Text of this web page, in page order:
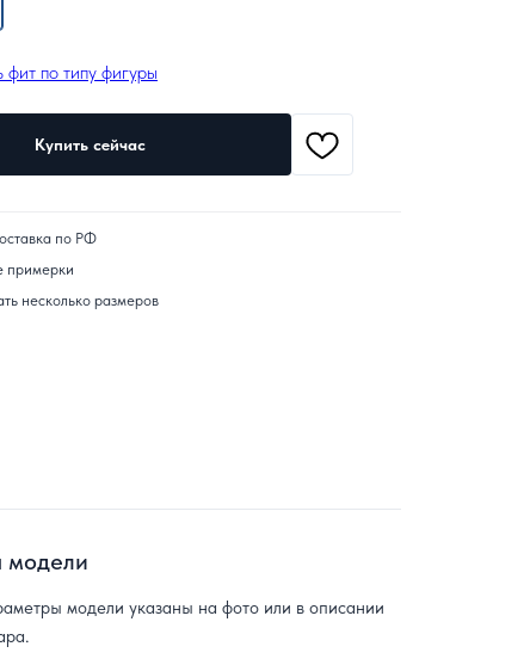
фит по типу фигуры
Купить сейчас
по РФ
примерки
несколько размеров
модели
модели указаны на фото или в описании